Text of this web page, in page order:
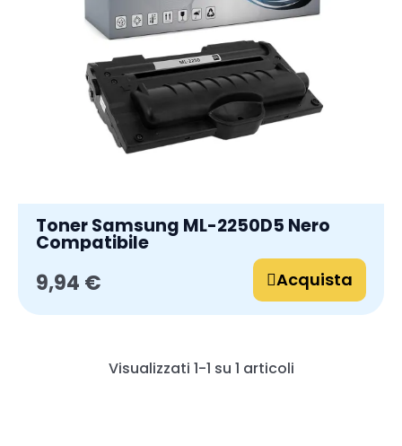
Toner Samsung ML-2250D5 Nero
Compatibile
9,94 € Acquista
Visualizzati 1-1 su 1 articoli